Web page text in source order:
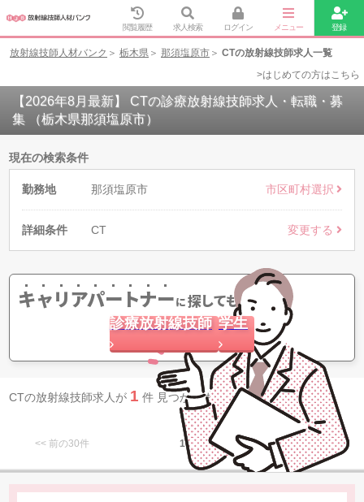
閲覧履歴 求人検索 ログイン メニュー 登録
放射線技師人材バンク 栃木県 那須塩原市
CTの放射線技師求人一覧
>はじめての方はこちら
【2026年8月最新】 CTの診療放射線技師求人・転職・募
集 （栃木県那須塩原市）
現在の検索条件
勤務地 那須塩原市 市区町村選択
詳細条件 CT 変更する
キャリアパートナーに探してもらう
診療放射線技師 学生
CTの放射線技師求人が 1 件 見つかりました。
<< 前の30件 1 次の30件 >>